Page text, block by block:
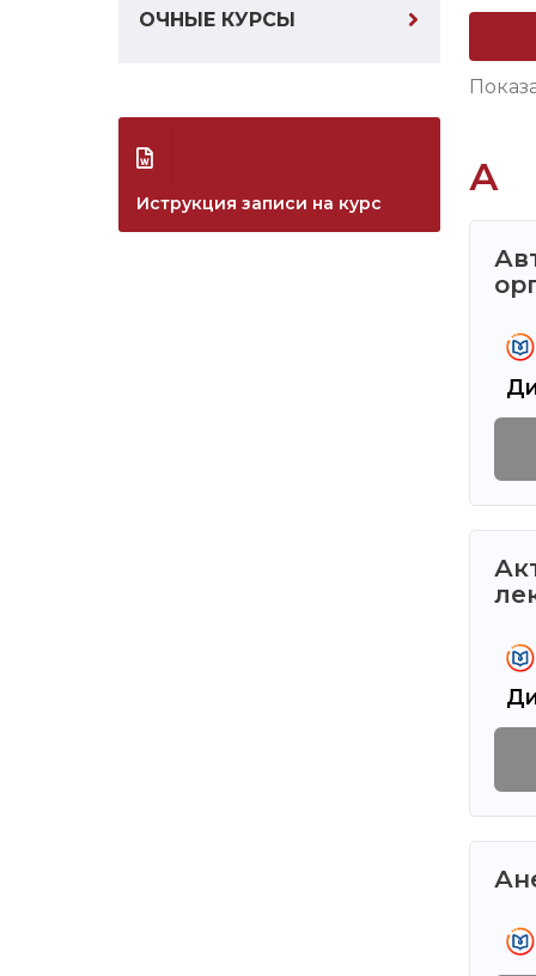
ОЧНЫЕ КУРСЫ
Иструкция записи на курс
А